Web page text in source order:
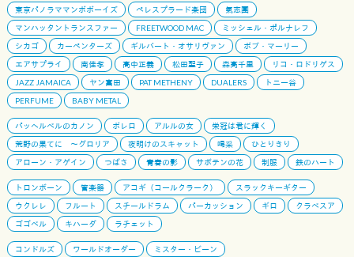
東京パノラママンボボーイズ
ペレスプラード楽団
氣志團
マンハッタントランスファー
FREETWOOD MAC
ミッシェル・ポルナレフ
シカゴ
カーペンターズ ギルバート・オサリヴァン
ボブ・マーリー
エアサプライ
南佳孝 高中正義 松田聖子 森高千里
リコ・ロドリゲス
JAZZ JAMAICA
ヤン富田 PAT METHENY DUALERS
トニー谷
PERFUME
BABY METAL
パッヘルベルのカノン ボレロ アルルの女
栄冠は君に輝く
荒野の果てに 〜グロリア
夜明けのスキャット 喝采
ひとりきり
アローン・アゲイン
つばさ 青春の影 サボテンの花 制服 鉄のハート
トロンボーン 管楽器 アコギ（コールクラーク）
スラックキーギター
ウクレレ
フルート スチールドラム パーカッション ギロ
クラベスア
ゴゴベル
キハーダ ラチェット
コンドルズ ワールドオーダー
ミスター・ビーン